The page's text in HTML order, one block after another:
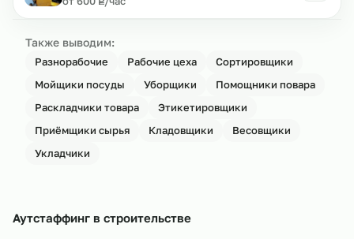
Также выводим:
Разнорабочие Рабочие цеха
Сортировщики
Мойщики посуды
Уборщики
Помощники повара
Раскладчики товара
Этикетировщики
Приёмщики сырья
Кладовщики
Весовщики
Укладчики
Аутстаффинг в строительстве